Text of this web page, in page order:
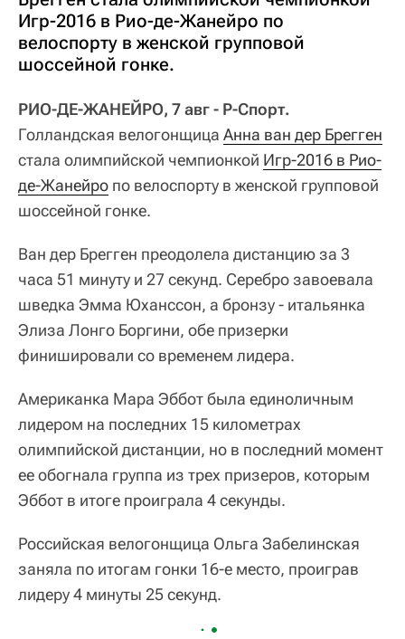
Игр-2016 в Рио-де-Жанейро по
велоспорту в женской групповой
шоссейной гонке.
РИО-ДЕ-ЖАНЕЙРО, 7 авг - Р-Спорт.
Голландская велогонщица Анна ван дер Брегген
стала олимпийской чемпионкой Игр-2016 в Рио-
де-Жанейро по велоспорту в женской групповой
шоссейной гонке.
Ван дер Брегген преодолела дистанцию за 3
часа 51 минуту и 27 секунд. Серебро завоевала
шведка Эмма Юханссон, а бронзу - итальянка
Элиза Лонго Боргини, обе призерки
финишировали со временем лидера.
Американка Мара Эббот была единоличным
лидером на последних 15 километрах
олимпийской дистанции, но в последний момент
ее обогнала группа из трех призеров, которым
Эббот в итоге проиграла 4 секунды.
Российская велогонщица Ольга Забелинская
заняла по итогам гонки 16-е место, проиграв
лидеру 4 минуты 25 секунд.